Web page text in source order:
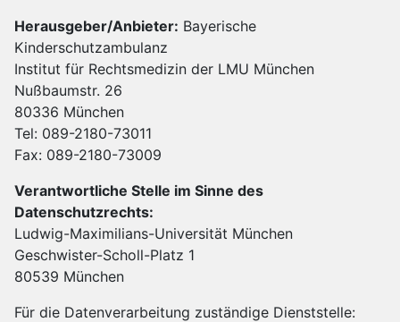
Herausgeber/Anbieter: Bayerische
Kinderschutzambulanz
Institut für Rechtsmedizin der LMU München
Nußbaumstr. 26
80336 München
Tel: 089-2180-73011
Fax: 089-2180-73009
Verantwortliche Stelle im Sinne des
Datenschutzrechts:
Ludwig-Maximilians-Universität München
Geschwister-Scholl-Platz 1
80539 München
Für die Datenverarbeitung zuständige Dienststelle: